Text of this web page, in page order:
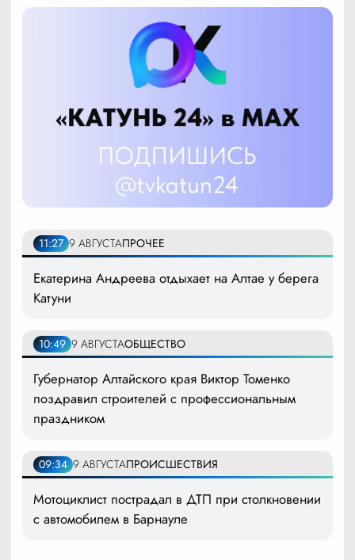
11:27 9 АВГУСТАПРОЧЕЕ
Екатерина Андреева отдыхает на Алтае у берега
Катуни
10:49 9 АВГУСТАОБЩЕСТВО
Губернатор Алтайского края Виктор Томенко
поздравил строителей с профессиональным
праздником
09:34 9 АВГУСТАПРОИСШЕСТВИЯ
Мотоциклист пострадал в ДТП при столкновении
с автомобилем в Барнауле